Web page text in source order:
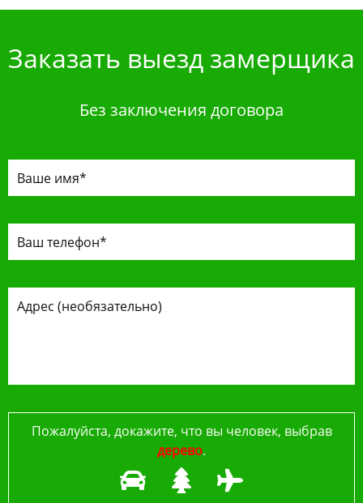
Заказать выезд замерщика
Без заключения договора
Пожалуйста, докажите, что вы человек, выбрав
дерево.